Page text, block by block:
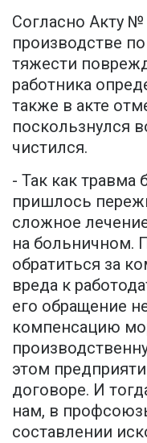
Согласно Акту №
производстве
тяжести
работника
также в акте
поскользнулся
чистился.
- Так как травма
пришлось
сложное
на больничном.
обратиться за
вреда к
его обращение
компенсацию
этом
договоре. И
нам, в
составлении